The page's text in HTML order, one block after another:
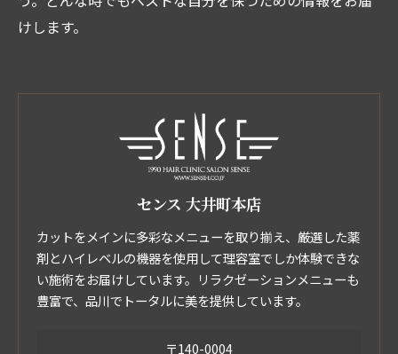
けします。
センス 大井町本店
カットをメインに多彩なメニューを取り揃え、厳選した薬
剤とハイレベルの機器を使用して理容室でしか体験できな
い施術をお届けしています。リラクゼーションメニューも
豊富で、品川でトータルに美を提供しています。
〒140-0004